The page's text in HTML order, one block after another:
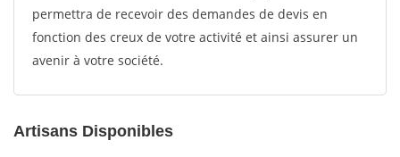
permettra de recevoir des demandes de devis en
fonction des creux de votre activité et ainsi assurer un
avenir à votre société.
Artisans Disponibles